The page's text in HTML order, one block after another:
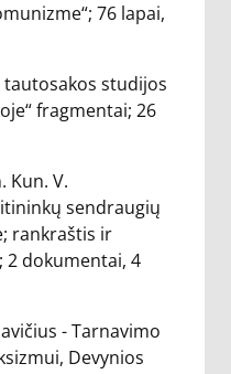
76 lapai,
tautosakos studijos
fragmentai; 26
Kun. V.
sendraugių
rankraštis ir
dokumentai, 4
- Tarnavimo
Devynios